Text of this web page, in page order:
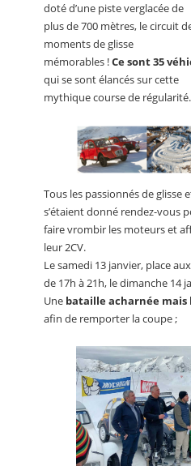
doté d’une piste verglacée de
plus de 700 mètres, le circuit
moments de glisse
mémorables !Ce sont 35
qui se sont élancés sur cette
mythique course de régularité.
Tous les passionnés de glisse
s’étaient donné rendez-vous
faire vrombir les moteurs et
leur 2CV.
Le samedi 13 janvier, place
de 17h à 21h, le dimanche 14
Une bataille acharnée
afin de remporter la coupe ;